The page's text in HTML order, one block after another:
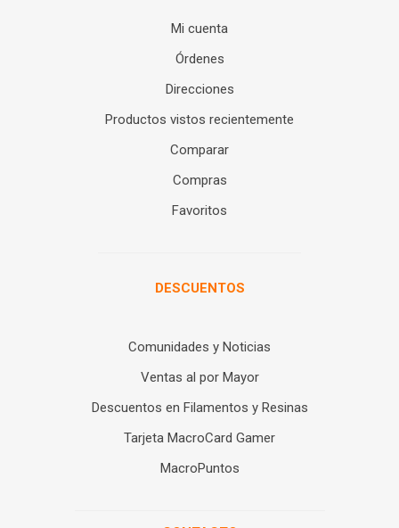
Mi cuenta
Órdenes
Direcciones
Productos vistos recientemente
Comparar
Compras
Favoritos
DESCUENTOS
Comunidades y Noticias
Ventas al por Mayor
Descuentos en Filamentos y Resinas
Tarjeta MacroCard Gamer
MacroPuntos